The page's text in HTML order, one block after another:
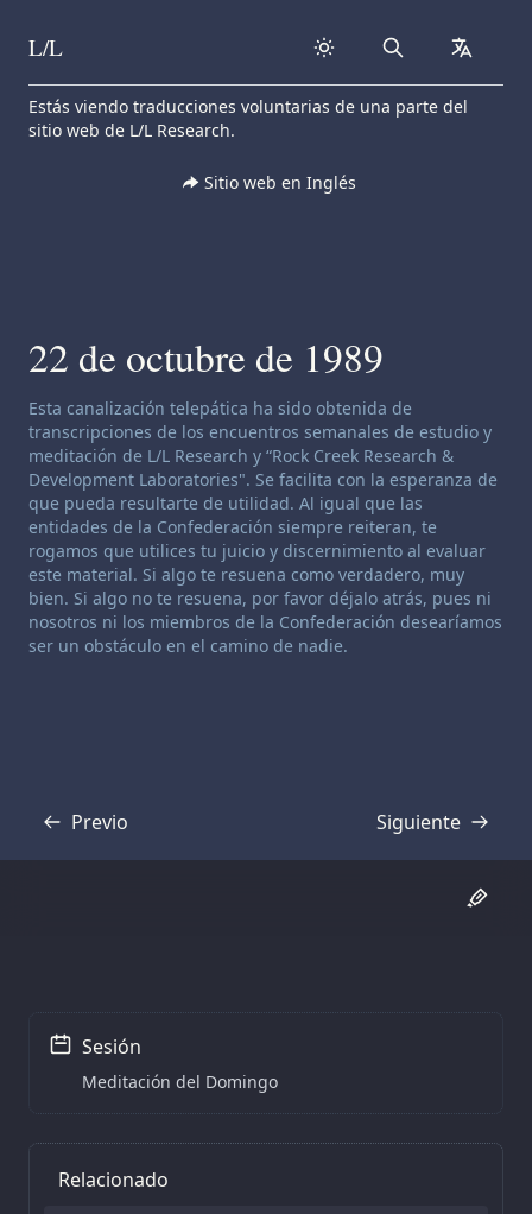
Skip to content
L/L Search
Estás viendo traducciones voluntarias de una parte del
sitio web de L/L Research.
Sitio web en Inglés
22 de octubre de 1989
Descargo de responsabilidad de canalización:
Esta canalización telepática ha sido obtenida de
transcripciones de los encuentros semanales de estudio y
meditación de L/L Research y “Rock Creek Research &
Development Laboratories". Se facilita con la esperanza de
que pueda resultarte de utilidad. Al igual que las
entidades de la Confederación siempre reiteran, te
rogamos que utilices tu juicio y discernimiento al evaluar
este material. Si algo te resuena como verdadero, muy
bien. Si algo no te resuena, por favor déjalo atrás, pues ni
nosotros ni los miembros de la Confederación desearíamos
ser un obstáculo en el camino de nadie.
Previo
Transcripción Siguiente
Transcripción
Sesión
Meditación del Domingo
Relacionado